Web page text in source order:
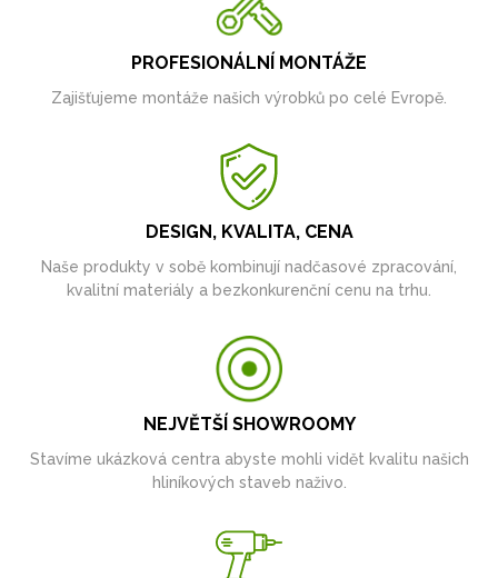
PROFESIONÁLNÍ MONTÁŽE
Zajišťujeme montáže našich výrobků po celé Evropě.
DESIGN, KVALITA, CENA
Naše produkty v sobě kombinují nadčasové zpracování,
kvalitní materiály a bezkonkurenční cenu na trhu.
NEJVĚTŠÍ SHOWROOMY
Stavíme ukázková centra abyste mohli vidět kvalitu našich
hliníkových staveb naživo.